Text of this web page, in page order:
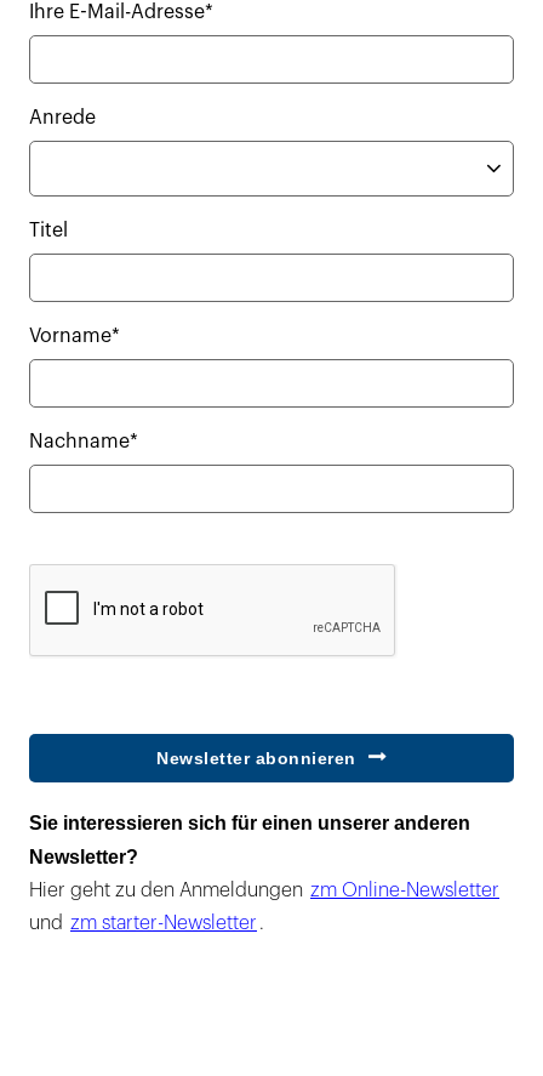
Ihre E-Mail-Adresse*
Anrede
Titel
Vorname*
Nachname*
Newsletter abonnieren
Sie interessieren sich für einen unserer anderen
Newsletter?
Hier geht zu den Anmeldungen zm Online-Newsletter
und zm starter-Newsletter .